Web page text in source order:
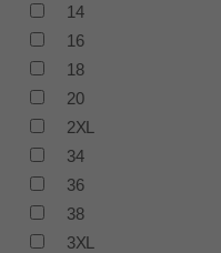
14
16
18
20
2XL
34
36
38
3XL